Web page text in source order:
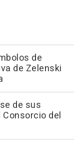
de
de Zelenski
de sus
del